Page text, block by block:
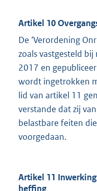
Artikel 10
De ‘Verordening
zoals vastgesteld
2017 en
wordt ingetrokken
lid van artikel 11
verstande dat zij
belastbare feiten
voorgedaan.
Artikel 11
heffing